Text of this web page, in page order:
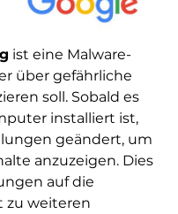
ist eine Malware-
über gefährliche
soll. Sobald es
installiert ist,
geändert, um
anzuzeigen. Dies
auf die
zu weiteren